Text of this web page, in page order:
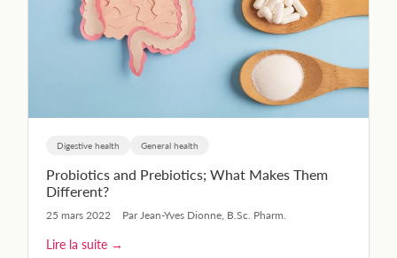
Digestive health General health
Probiotics and Prebiotics; What Makes Them
Different?
25 mars 2022 Par Jean-Yves Dionne, B.Sc. Pharm.
Lire la suite →